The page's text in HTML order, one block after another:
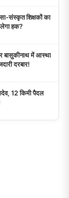
संस्कृत शिक्षकों का
हक?
बासुकीनाथ में आस्था
दरबार!
12 किमी पैदल